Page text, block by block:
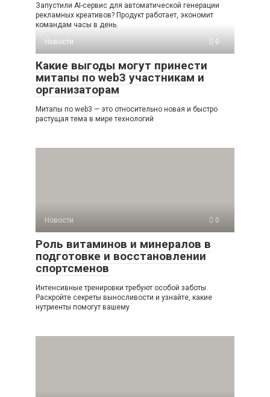
Запустили AI-сервис для автоматической генерации
рекламных креативов? Продукт работает, экономит
командам часы в день.
Новости
0
Какие выгоды могут принести
митапы по web3 участникам и
организаторам
Митапы по web3 — это относительно новая и быстро
растущая тема в мире технологий
Новости 0
Роль витаминов и минералов в
подготовке и восстановлении
спортсменов
Интенсивные тренировки требуют особой заботы.
Раскройте секреты выносливости и узнайте, какие
нутриенты помогут вашему